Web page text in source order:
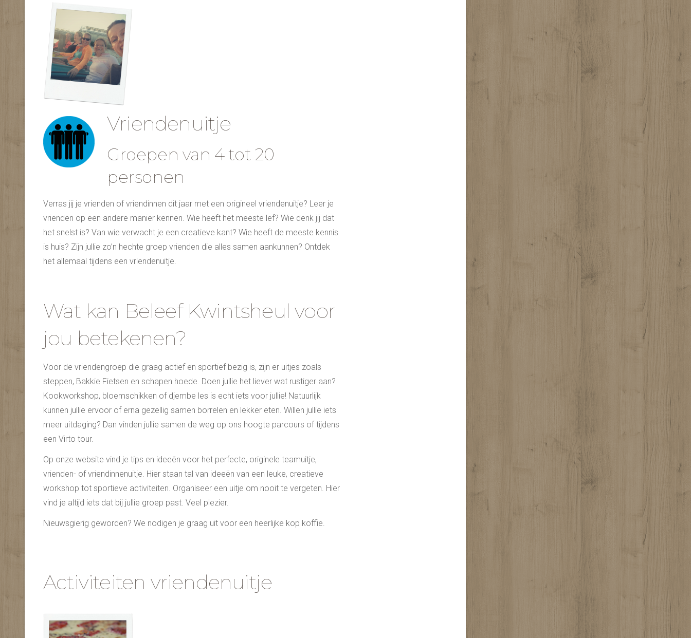
Vriendenuitje
Groepen van 4 tot 20
personen
Verras jij je vrienden of vriendinnen dit jaar met een origineel vriendenuitje? Leer je
vrienden op een andere manier kennen. Wie heeft het meeste lef? Wie denk jij dat
het snelst is? Van wie verwacht je een creatieve kant? Wie heeft de meeste kennis
is huis? Zijn jullie zo’n hechte groep vrienden die alles samen aankunnen? Ontdek
het allemaal tijdens een vriendenuitje.
Wat kan Beleef Kwintsheul voor
jou betekenen?
Voor de vriendengroep die graag actief en sportief bezig is, zijn er uitjes zoals
steppen, Bakkie Fietsen en schapen hoede. Doen jullie het liever wat rustiger aan?
Kookworkshop, bloemschikken of djembe les is echt iets voor jullie! Natuurlijk
kunnen jullie ervoor of erna gezellig samen borrelen en lekker eten. Willen jullie iets
meer uitdaging? Dan vinden jullie samen de weg op ons hoogte parcours of tijdens
een Virto tour.
Op onze website vind je tips en ideeën voor het perfecte, originele teamuitje,
vrienden- of vriendinnenuitje. Hier staan tal van ideeën van een leuke, creatieve
workshop tot sportieve activiteiten. Organiseer een uitje om nooit te vergeten. Hier
vind je altijd iets dat bij jullie groep past. Veel plezier.
Nieuwsgierig geworden? We nodigen je graag uit voor een heerlijke kop koffie.
Activiteiten vriendenuitje